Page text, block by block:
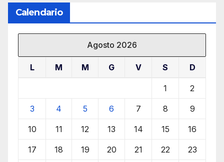
Calendario
Agosto 2026
L M M G V S D
1 2
3 4 5 6 7 8 9
10 11 12 13 14 15 16
17 18 19 20 21 22 23